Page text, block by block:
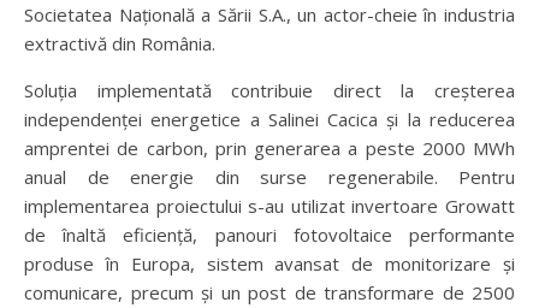
Societatea Națională a Sării S.A., un actor-cheie în industria
extractivă din România.
Soluția implementată contribuie direct la creșterea
independenței energetice a Salinei Cacica și la reducerea
amprentei de carbon, prin generarea a peste 2000 MWh
anual de energie din surse regenerabile. Pentru
implementarea proiectului s-au utilizat invertoare Growatt
de înaltă eficiență, panouri fotovoltaice performante
produse în Europa, sistem avansat de monitorizare și
comunicare, precum și un post de transformare de 2500